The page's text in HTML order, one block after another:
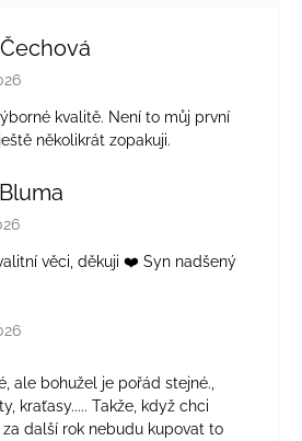
obchodu je 5 z 5 hvězdiček.
kvalitě. Není to můj první
několikrát zopakuji.
obchodu je 5 z 5 hvězdiček.
věci, děkuji ❤️ Syn nadšený
obchodu je 4 z 5 hvězdiček.
ale bohužel je pořád stejné.,
kraťasy..... Takže, když chci
další rok nebudu kupovat to